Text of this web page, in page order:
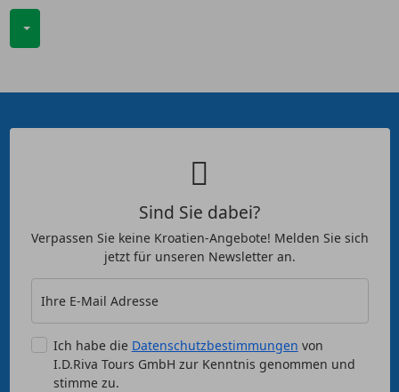
Sind Sie dabei?
Verpassen Sie keine Kroatien-Angebote! Melden Sie sich
jetzt für unseren Newsletter an.
Ihre E-Mail Adresse
Ich habe die Datenschutzbestimmungen von
I.D.Riva Tours GmbH zur Kenntnis genommen und
stimme zu.